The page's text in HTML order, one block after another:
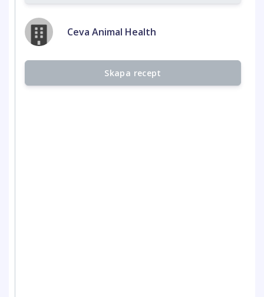
Ceva Animal Health
Skapa recept